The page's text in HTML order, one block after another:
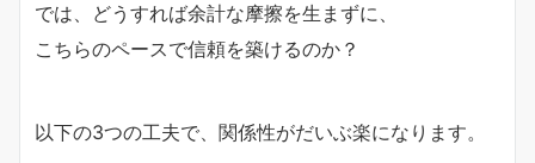
では、どうすれば余計な摩擦を生まずに、
こちらのペースで信頼を築けるのか？
以下の3つの工夫で、関係性がだいぶ楽になります。